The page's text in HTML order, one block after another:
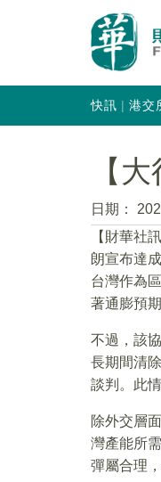
快訊 港交
【
日期：
【財華社
朗宣布達
台灣作為
著通膨預
不過，該
長期間清
談判。此
除外交層
灣產能所
彈屬合理